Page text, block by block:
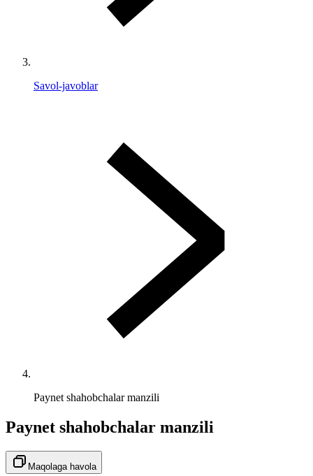
Savol-javoblar
Paynet shahobchalar manzili
Paynet shahobchalar manzili
Maqolaga havola